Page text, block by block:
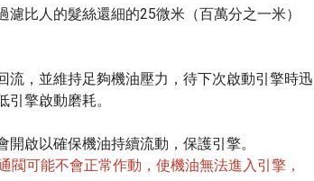
比人的髮絲還細的25微米（百萬分之一米）
流，並維持足夠機油壓力，待下次啟動引擎時迅
擎啟動磨耗。
啟以確保機油持續流動，保護引擎。
可能不會正常作動，使機油無法進入引擎，